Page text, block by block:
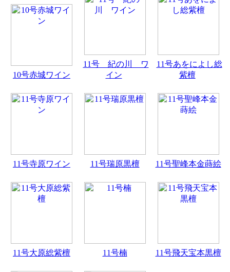
10号赤城ワイン
11号 紀の川 ワ
イン
11号あをによし総
紫檀
11号寺原ワイン 11号瑞原黒檀 11号聖峰本金蒔絵
11号大原総紫檀 11号楠 11号飛天宝本黒檀